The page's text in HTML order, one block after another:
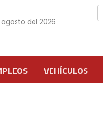
del 2026
VEHÍCULOS